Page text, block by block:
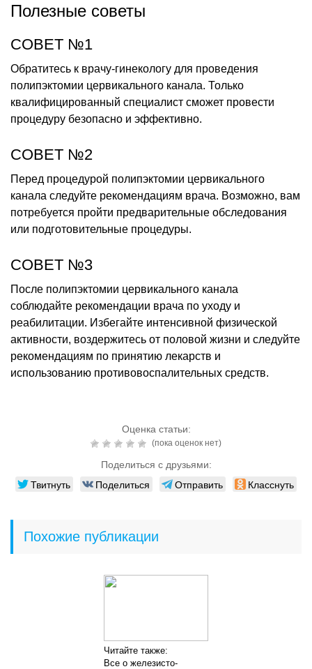
Полезные советы
СОВЕТ №1
Обратитесь к врачу-гинекологу для проведения
полипэктомии цервикального канала. Только
квалифицированный специалист сможет провести
процедуру безопасно и эффективно.
СОВЕТ №2
Перед процедурой полипэктомии цервикального
канала следуйте рекомендациям врача. Возможно, вам
потребуется пройти предварительные обследования
или подготовительные процедуры.
СОВЕТ №3
После полипэктомии цервикального канала
соблюдайте рекомендации врача по уходу и
реабилитации. Избегайте интенсивной физической
активности, воздержитесь от половой жизни и следуйте
рекомендациям по принятию лекарств и
использованию противовоспалительных средств.
Оценка статьи:
(пока оценок нет)
Поделиться с друзьями:
Твитнуть Поделиться Отправить Класснуть
Похожие публикации
Читайте также:
Все о железисто-